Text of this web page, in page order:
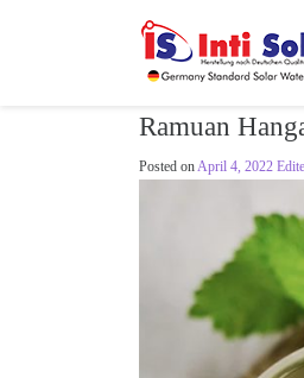
Ramuan
Posted onApril 4, 2022